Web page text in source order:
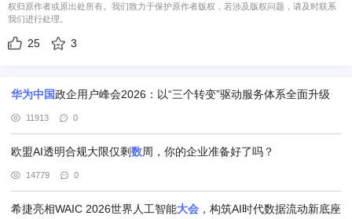
权归原作者或原出处所有。我们致力于保护原作者版权，若涉及版权问题，请及时联系
我们进行处理。
25 3
华为中国政企用户峰会2026：以“三个转变”驱动服务体系全面升级
11913 0
欧盟AI透明合规大限仅剩数周，你的企业准备好了吗？
14779 0
希捷亮相WAIC 2026世界人工智能大会 ，构筑AI时代数据流动新底座